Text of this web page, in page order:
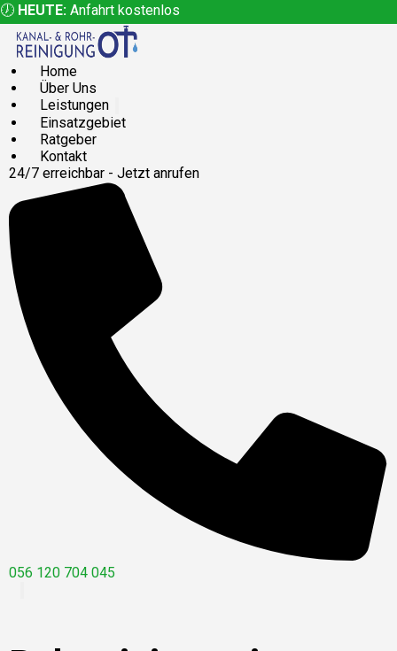
🕖 HEUTE: Anfahrt kostenlos
Home
Über Uns
Leistungen
Einsatzgebiet
Ratgeber
Kontakt
24/7 erreichbar - Jetzt anrufen
056 120 704 045